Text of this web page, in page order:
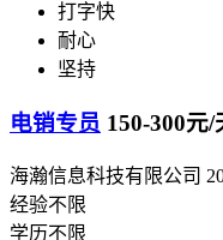
打字快
耐心
坚持
电销专员 150-300元/
海瀚信息科技有限公司
经验不限
学历不限